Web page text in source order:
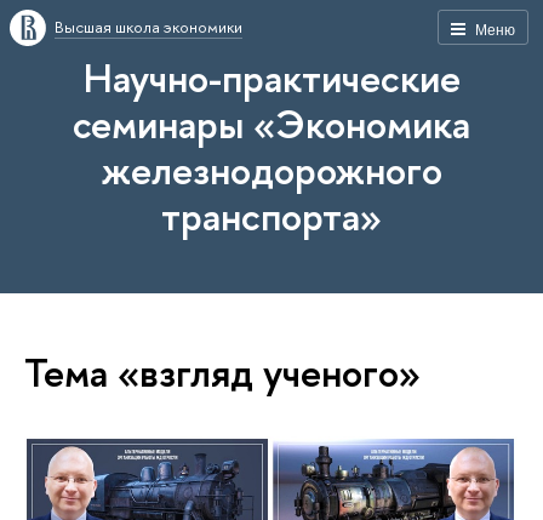
Меню
Высшая школа экономики
Научно-практические
семинары «Экономика
железнодорожного
транспорта»
Тема «взгляд ученого»